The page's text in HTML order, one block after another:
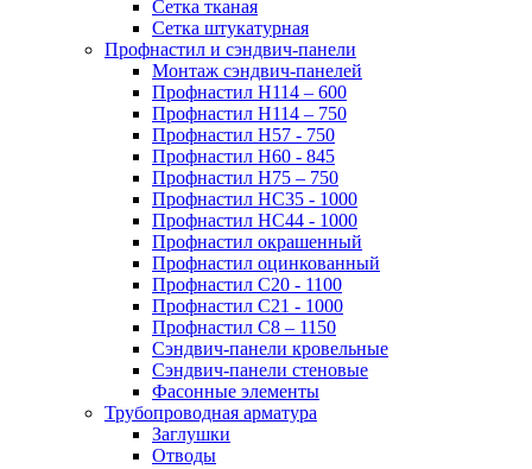
Сетка тканая
Сетка штукатурная
Профнастил и сэндвич-панели
Монтаж сэндвич-панелей
Профнастил Н114 – 600
Профнастил Н114 – 750
Профнастил Н57 - 750
Профнастил Н60 - 845
Профнастил Н75 – 750
Профнастил НС35 - 1000
Профнастил НС44 - 1000
Профнастил окрашенный
Профнастил оцинкованный
Профнастил С20 - 1100
Профнастил С21 - 1000
Профнастил С8 – 1150
Сэндвич-панели кровельные
Сэндвич-панели стеновые
Фасонные элементы
Трубопроводная арматура
Заглушки
Отводы